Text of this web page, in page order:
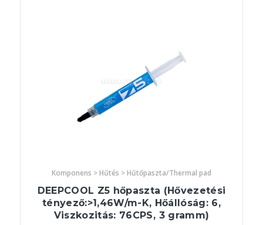
Komponens > Hűtés > Hűtőpaszta/Thermal pad
DEEPCOOL Z5 hőpaszta (Hővezetési
tényező:>1,46W/m-K, Hőállóság: 6,
Viszkozitás: 76CPS, 3 gramm)